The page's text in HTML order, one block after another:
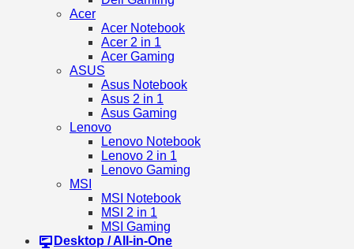
Acer
Acer Notebook
Acer 2 in 1
Acer Gaming
ASUS
Asus Notebook
Asus 2 in 1
Asus Gaming
Lenovo
Lenovo Notebook
Lenovo 2 in 1
Lenovo Gaming
MSI
MSI Notebook
MSI 2 in 1
MSI Gaming
Desktop / All-in-One